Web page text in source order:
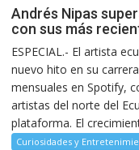
Andrés Nipas
con sus más
ESPECIAL.- El artista
nuevo hito en su
mensuales en Spotify,
artistas del norte del
plataforma. El
Curiosidades y